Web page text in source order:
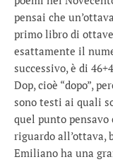
pensai che
primo libro di
esattamente il
successivo, è di
Dop, cioè “dopo”,
sono testi ai quali
quel punto
riguardo all’ottava,
Emiliano ha una